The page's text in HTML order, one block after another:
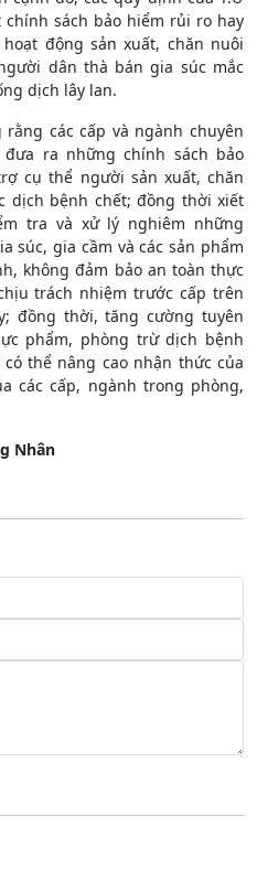
sách bảo hiểm rủi ro hay
động sản xuất, chăn nuôi
dân thà bán gia súc mắc
dịch lây lan.
các cấp và ngành chuyên
ra những chính sách bảo
cụ thể người sản xuất, chăn
dịch bệnh chết; đồng thời xiết
tra và xử lý nghiêm những
súc, gia cầm và các sản phẩm
không đảm bảo an toàn thực
trách nhiệm trước cấp trên
đồng thời, tăng cường tuyên
phẩm, phòng trừ dịch bệnh
thể nâng cao nhận thức của
các cấp, ngành trong phòng,
Nhân